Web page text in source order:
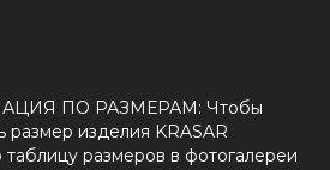
ПО РАЗМЕРАМ: Чтобы
размер изделия KRASAR
таблицу размеров в фотогалереи